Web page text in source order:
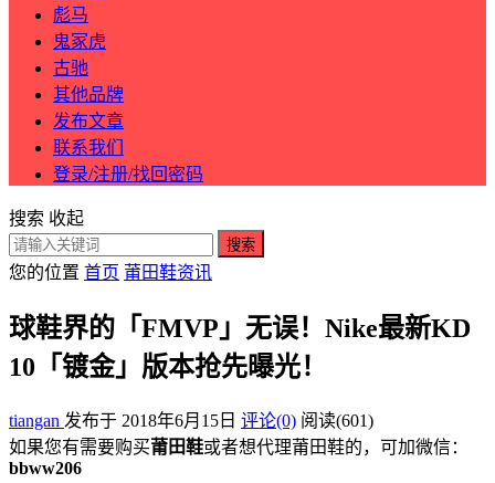
彪马
鬼冢虎
古驰
其他品牌
发布文章
联系我们
登录/注册/找回密码
搜索 收起
搜索
您的位置 首页 莆田鞋资讯
球鞋界的「FMVP」无误！Nike最新KD
10「镀金」版本抢先曝光！
tiangan 发布于 2018年6月15日 评论(0) 阅读(601)
如果您有需要购买莆田鞋或者想代理莆田鞋的，可加微信：
bbww206